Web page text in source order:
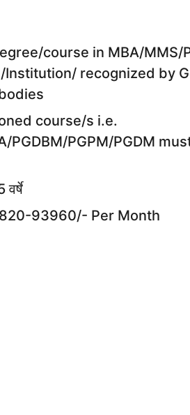
course in MBA/MMS/
Institution/ recognized by
course/s i.e.
PGDBM/PGPM/PGDM
93960/- Per Month